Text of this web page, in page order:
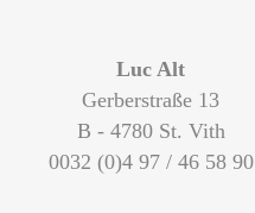
Luc Alt
Gerberstraße 13
B - 4780 St. Vith
0032 (0)4 97 / 46 58 90